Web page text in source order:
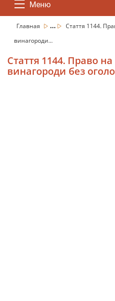
Меню
Главная ...
Стаття 1144.
винагороди...
Стаття 1144. Право
винагороди без